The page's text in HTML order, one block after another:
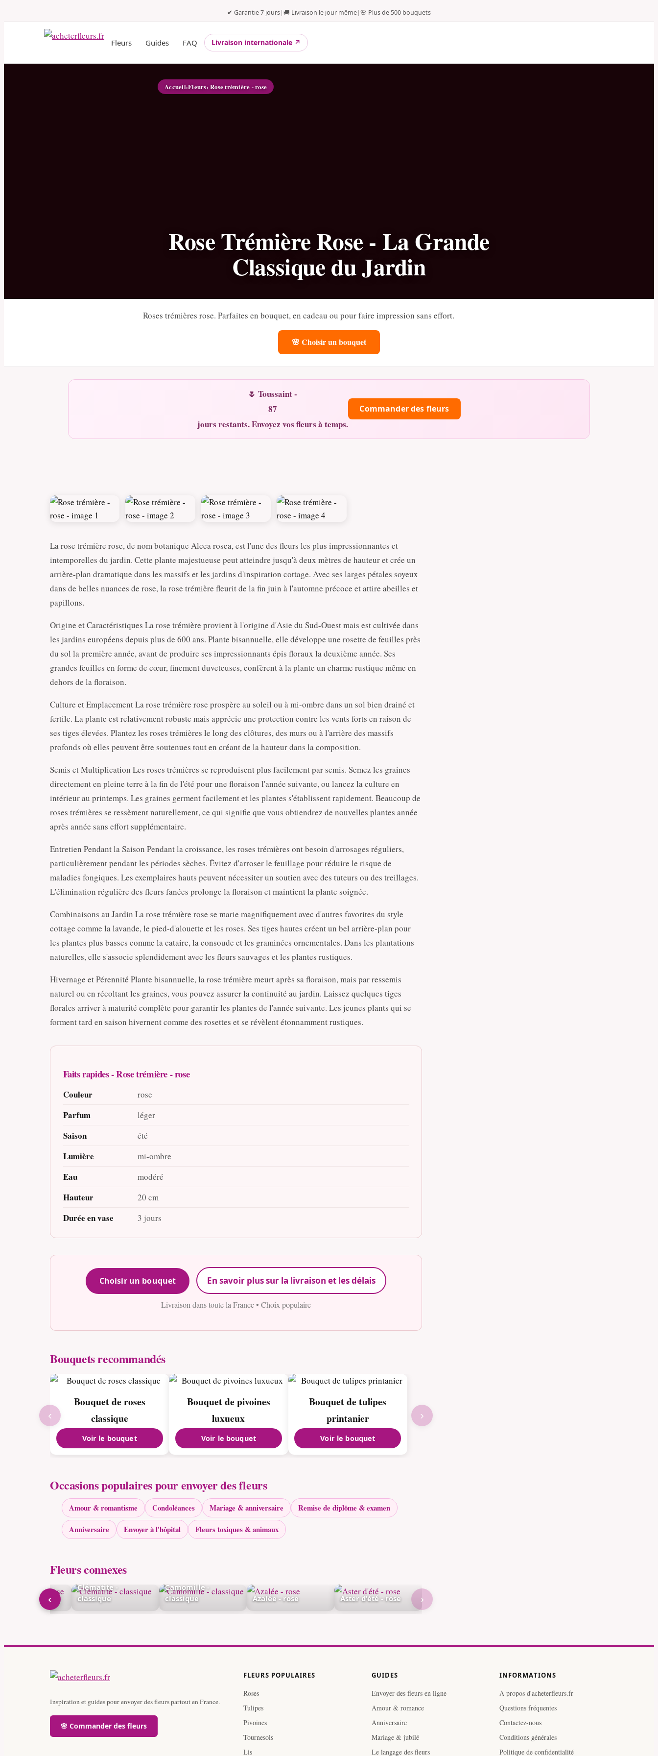
✔ Garantie 7 jours|🚚 Livraison le jour même|🌸 Plus de 500 bouquets
Fleurs Guides FAQ Livraison internationale ↗
Accueil›Fleurs› Rose trémière - rose
Rose Trémière Rose - La Grande
Classique du Jardin
Roses trémières rose. Parfaites en bouquet, en cadeau ou pour faire impression sans effort.
🌸 Choisir un bouquet
🌷 Toussaint -
87
jours restants. Envoyez vos fleurs à temps.
Commander des fleurs
La rose trémière rose, de nom botanique Alcea rosea, est l'une des fleurs les plus impressionnantes et
intemporelles du jardin. Cette plante majestueuse peut atteindre jusqu'à deux mètres de hauteur et crée un
arrière-plan dramatique dans les massifs et les jardins d'inspiration cottage. Avec ses larges pétales soyeux
dans de belles nuances de rose, la rose trémière fleurit de la fin juin à l'automne précoce et attire abeilles et
papillons.
Origine et Caractéristiques La rose trémière provient à l'origine d'Asie du Sud-Ouest mais est cultivée dans
les jardins européens depuis plus de 600 ans. Plante bisannuelle, elle développe une rosette de feuilles près
du sol la première année, avant de produire ses impressionnants épis floraux la deuxième année. Ses
grandes feuilles en forme de cœur, finement duveteuses, confèrent à la plante un charme rustique même en
dehors de la floraison.
Culture et Emplacement La rose trémière rose prospère au soleil ou à mi-ombre dans un sol bien drainé et
fertile. La plante est relativement robuste mais apprécie une protection contre les vents forts en raison de
ses tiges élevées. Plantez les roses trémières le long des clôtures, des murs ou à l'arrière des massifs
profonds où elles peuvent être soutenues tout en créant de la hauteur dans la composition.
Semis et Multiplication Les roses trémières se reproduisent plus facilement par semis. Semez les graines
directement en pleine terre à la fin de l'été pour une floraison l'année suivante, ou lancez la culture en
intérieur au printemps. Les graines germent facilement et les plantes s'établissent rapidement. Beaucoup de
roses trémières se ressèment naturellement, ce qui signifie que vous obtiendrez de nouvelles plantes année
après année sans effort supplémentaire.
Entretien Pendant la Saison Pendant la croissance, les roses trémières ont besoin d'arrosages réguliers,
particulièrement pendant les périodes sèches. Évitez d'arroser le feuillage pour réduire le risque de
maladies fongiques. Les exemplaires hauts peuvent nécessiter un soutien avec des tuteurs ou des treillages.
L'élimination régulière des fleurs fanées prolonge la floraison et maintient la plante soignée.
Combinaisons au Jardin La rose trémière rose se marie magnifiquement avec d'autres favorites du style
cottage comme la lavande, le pied-d'alouette et les roses. Ses tiges hautes créent un bel arrière-plan pour
les plantes plus basses comme la cataire, la consoude et les graminées ornementales. Dans les plantations
naturelles, elle s'associe splendidement avec les fleurs sauvages et les plantes rustiques.
Hivernage et Pérennité Plante bisannuelle, la rose trémière meurt après sa floraison, mais par ressemis
naturel ou en récoltant les graines, vous pouvez assurer la continuité au jardin. Laissez quelques tiges
florales arriver à maturité complète pour garantir les plantes de l'année suivante. Les jeunes plants qui se
forment tard en saison hivernent comme des rosettes et se révèlent étonnamment rustiques.
Faits rapides - Rose trémière - rose
Couleur rose
Parfum léger
Saison été
Lumière mi-ombre
Eau modéré
Hauteur 20 cm
Durée en vase 3 jours
Choisir un bouquet En savoir plus sur la livraison et les délais
Livraison dans toute la France • Choix populaire
Bouquets recommandés
Bouquet de roses
classique
Voir le bouquet
Bouquet de pivoines
luxueux
Voir le bouquet
Bouquet de tulipes
printanier
Voir le bouquet
‹ ›
Occasions populaires pour envoyer des fleurs
Amour & romantisme Condoléances Mariage & anniversaire Remise de diplôme & examen
Anniversaire Envoyer à l'hôpital Fleurs toxiques & animaux
Fleurs connexes
d'alouette -
Clématite -
classique
Camomille -
classique
Azalée - rose Aster d'été - rose
‹ ›
Inspiration et guides pour envoyer des fleurs partout en France.
🌸 Commander des fleurs
FLEURS POPULAIRES
Roses
Tulipes
Pivoines
Tournesols
Lis
GUIDES
Envoyer des fleurs en ligne
Amour & romance
Anniversaire
Mariage & jubilé
Le langage des fleurs
INFORMATIONS
À propos d'acheterfleurs.fr
Questions fréquentes
Contactez-nous
Conditions générales
Politique de confidentialité